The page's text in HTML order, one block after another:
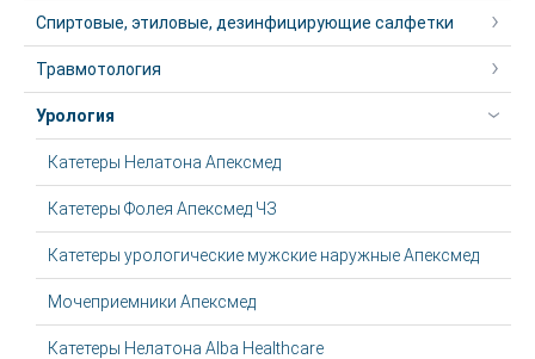
Спиртовые, этиловые, дезинфицирующие салфетки
Травмотология
Урология
Катетеры Нелатона Апексмед
Катетеры Фолея Апексмед ЧЗ
Катетеры урологические мужские наружные Апексмед
Мочеприемники Апексмед
Катетеры Нелатона Alba Healthcare